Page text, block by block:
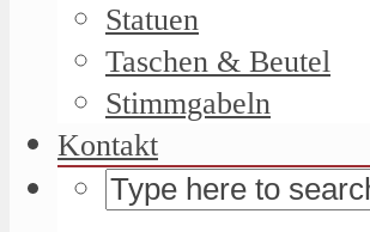
Statuen
Taschen & Beutel
Stimmgabeln
Kontakt